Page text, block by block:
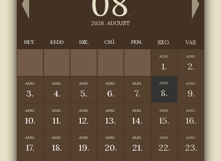
.
2026. AUGUST
HÉT. KEDD SZE. CSÜ. PÉN. SZO. VAS.
AUG.
1.
AUG.
2.
AUG.
3.
AUG.
4.
AUG.
5.
AUG.
6.
AUG.
7.
AUG.
8.
AUG.
9.
AUG.
10.
AUG.
11.
AUG.
12.
AUG.
13.
AUG.
14.
AUG.
15.
AUG.
16.
AUG.
17.
AUG.
18.
AUG.
19.
AUG.
20.
AUG.
21.
AUG.
22.
AUG.
23.